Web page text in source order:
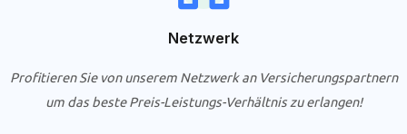
Netzwerk
Profitieren Sie von unserem Netzwerk an Versicherungspartnern
um das beste Preis-Leistungs-Verhältnis zu erlangen!